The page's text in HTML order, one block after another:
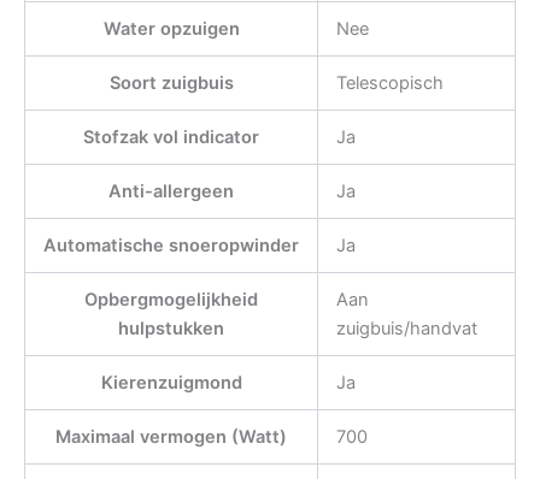
Water opzuigen Nee
Soort zuigbuis Telescopisch
Stofzak vol indicator Ja
Anti-allergeen Ja
Automatische snoeropwinder Ja
Opbergmogelijkheid
hulpstukken
Aan
zuigbuis/handvat
Kierenzuigmond Ja
Maximaal vermogen (Watt) 700